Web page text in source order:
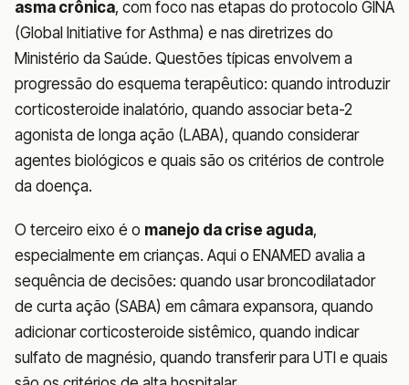
asma crônica, com foco nas etapas do protocolo GINA
(Global Initiative for Asthma) e nas diretrizes do
Ministério da Saúde. Questões típicas envolvem a
progressão do esquema terapêutico: quando introduzir
corticosteroide inalatório, quando associar beta-2
agonista de longa ação (LABA), quando considerar
agentes biológicos e quais são os critérios de controle
da doença.
O terceiro eixo é o manejo da crise aguda,
especialmente em crianças. Aqui o ENAMED avalia a
sequência de decisões: quando usar broncodilatador
de curta ação (SABA) em câmara expansora, quando
adicionar corticosteroide sistêmico, quando indicar
sulfato de magnésio, quando transferir para UTI e quais